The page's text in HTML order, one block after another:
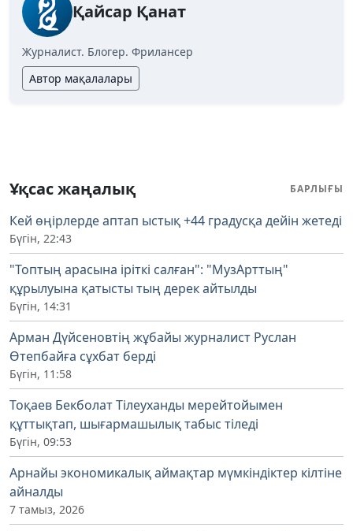
Қайсар Қанат
Журналист. Блогер. Фрилансер
Автор мақалалары
Ұқсас жаңалық БАРЛЫҒЫ
Кей өңірлерде аптап ыстық +44 градусқа дейін жетеді
Бүгін, 22:43
"Топтың арасына іріткі салған": "МузАрттың"
құрылуына қатысты тың дерек айтылды
Бүгін, 14:31
Арман Дүйсеновтің жұбайы журналист Руслан
Өтепбайға сұхбат берді
Бүгін, 11:58
Тоқаев Бекболат Тілеуханды мерейтойымен
құттықтап, шығармашылық табыс тіледі
Бүгін, 09:53
Арнайы экономикалық аймақтар мүмкіндіктер кілтіне
айналды
7 тамыз, 2026